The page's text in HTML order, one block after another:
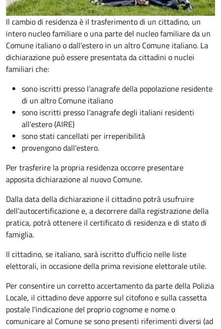
Il cambio di residenza è il trasferimento di un cittadino, un
intero nucleo familiare o una parte del nucleo familiare da un
Comune italiano o dall’estero in un altro Comune italiano. La
dichiarazione può essere presentata da cittadini o nuclei
familiari che:
sono iscritti presso l’anagrafe della popolazione residente
di un altro Comune italiano
sono iscritti presso l’anagrafe degli italiani residenti
all’estero (AIRE)
sono stati cancellati per irreperibilità
provengono dall'estero.
Per trasferire la propria residenza occorre presentare
appositadichiarazione al nuovo Comune.
Dalla data della dichiarazione il cittadino potrà usufruire
dell’autocertificazione e, a decorrere dalla registrazione della
pratica, potrà ottenere il certificato di residenza e di stato di
famiglia.
Il cittadino, se italiano, sarà iscritto d'ufficio nelle liste
elettorali, in occasione della prima revisione elettorale utile.
Per consentire un corretto accertamento da parte della Polizia
Locale, il cittadino deve apporre sul citofono e sulla cassetta
postale l'indicazione del proprio cognome e nome o
comunicare al Comune se sono presenti riferimenti diversi (ad